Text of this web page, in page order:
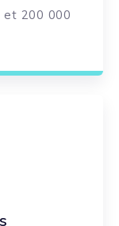
et 200 000